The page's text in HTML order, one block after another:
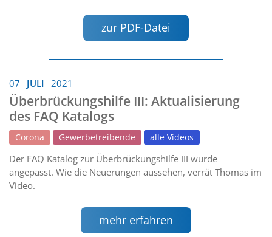
zur PDF-Datei
07 JULI 2021
Überbrückungshilfe III: Aktualisierung
des FAQ Katalogs
Corona Gewerbetreibende alle Videos
Der FAQ Katalog zur Überbrückungshilfe III wurde
angepasst. Wie die Neuerungen aussehen, verrät Thomas im
Video.
mehr erfahren